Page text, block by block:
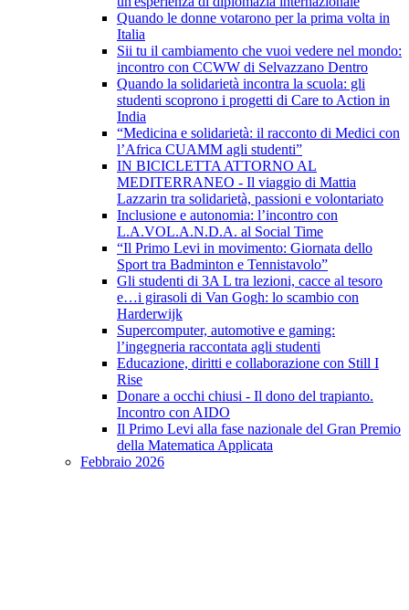
Quando le donne votarono per la prima volta in
Italia
Sii tu il cambiamento che vuoi vedere nel mondo:
incontro con CCWW di Selvazzano Dentro
Quando la solidarietà incontra la scuola: gli
studenti scoprono i progetti di Care to Action in
India
“Medicina e solidarietà: il racconto di Medici con
l’Africa CUAMM agli studenti”
IN BICICLETTA ATTORNO AL
MEDITERRANEO - Il viaggio di Mattia
Lazzarin tra solidarietà, passioni e volontariato
Inclusione e autonomia: l’incontro con
L.A.VOL.A.N.D.A. al Social Time
“Il Primo Levi in movimento: Giornata dello
Sport tra Badminton e Tennistavolo”
Gli studenti di 3A L tra lezioni, cacce al tesoro
e…i girasoli di Van Gogh: lo scambio con
Harderwijk
Supercomputer, automotive e gaming:
l’ingegneria raccontata agli studenti
Educazione, diritti e collaborazione con Still I
Rise
Donare a occhi chiusi - Il dono del trapianto.
Incontro con AIDO
Il Primo Levi alla fase nazionale del Gran Premio
della Matematica Applicata
Febbraio 2026